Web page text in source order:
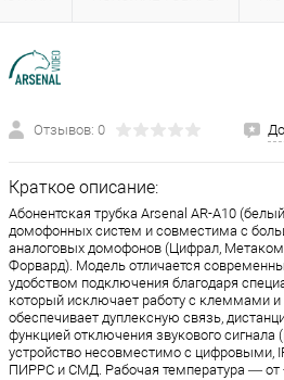
Отзывов: 0
Краткое описание:
Абонентская трубка Arsenal AR-A10
домофонных систем и совместима с
аналоговых домофонов (Цифрал,
Форвард). Модель отличается
удобством подключения благодаря
который исключает работу с клеммами
обеспечивает дуплексную связь,
функцией отключения звукового
устройство несовместимо с
ПИРРС и СМД. Рабочая температура — от